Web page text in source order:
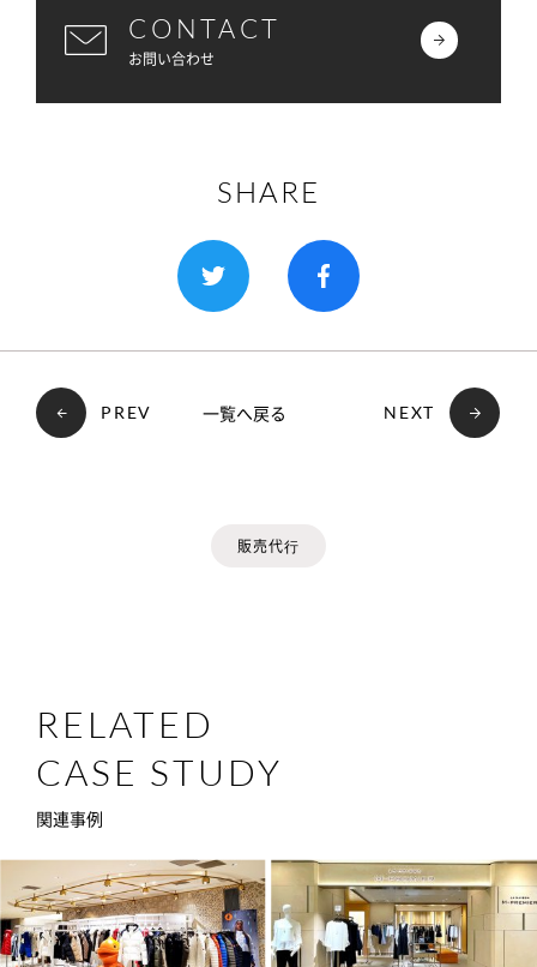
CONTACT
お問い合わせ
SHARE
PREV 一覧へ戻る NEXT
販売代⾏
RELATED
CASE STUDY
関連事例